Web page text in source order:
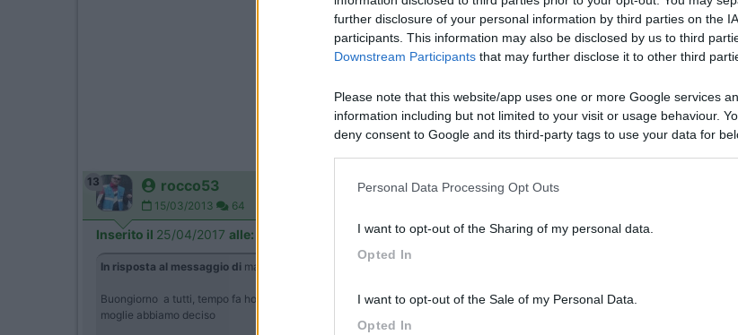
further disclosure of your personal information by third parties on the
participants. This information may also be disclosed by us to third
Downstream Participants that may further disclose it to other third
Please note that this website/app uses one or more Google services
information including but not limited to your visit or usage behaviour.
deny consent to Google and its third-party tags to use your data for
Personal Data Processing Opt Outs
I want to opt-out of the Sharing of my personal data.
Opted In
I want to opt-out of the Sale of my Personal Data.
Opted In
13 rocco53
15/03/2013 64
Inserito il 25/04/2017 alle:
In risposta al messaggio di mandrake75
Buongiorno a tutti, tempo fa ho aperto una discussione per cercare un rimessaggio dalle parti di Pavia,dato che mi dovrò
moglie abbiamo deciso